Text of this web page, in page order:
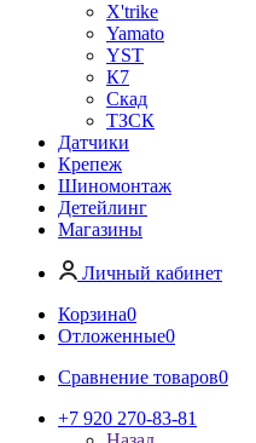
X'trike
Yamato
YST
К7
Скад
ТЗСК
Датчики
Крепеж
Шиномонтаж
Детейлинг
Магазины
Личный кабинет
Корзина0
Отложенные0
Сравнение товаров0
+7 920 270-83-81